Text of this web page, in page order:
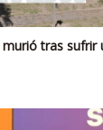
tras sufrir